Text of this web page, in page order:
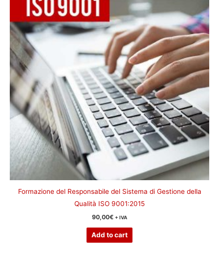
Formazione del Responsabile del Sistema di Gestione della
Qualità ISO 9001:2015
90,00€ + IVA
Add to cart